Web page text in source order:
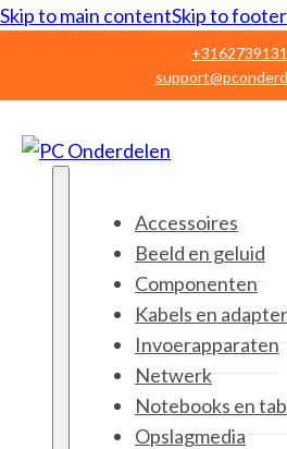
Skip to main contentSkip to footer
Accessoires
Beeld en geluid
Componenten
Kabels en
Invoerapparaten
Netwerk
Notebooks en
Opslagmedia